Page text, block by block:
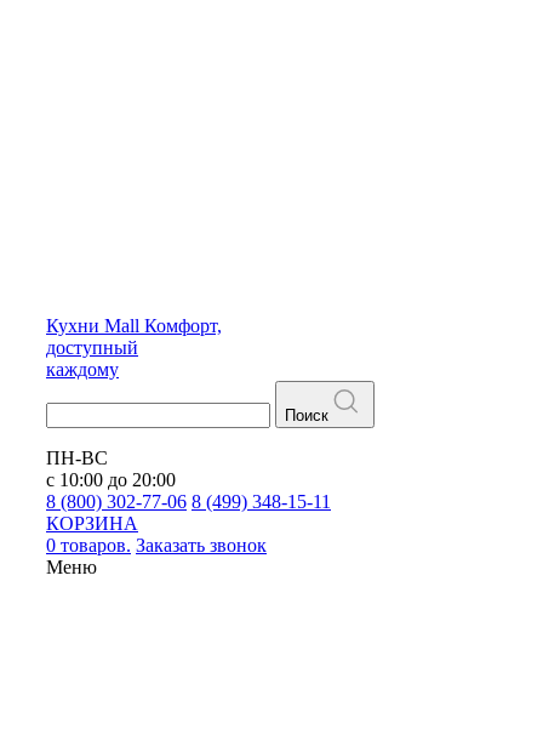
Кухни Mall Комфорт,
доступный
каждому
Поиск
ПН-ВС
с 10:00 до 20:00
8 (800) 302-77-06 8 (499) 348-15-11
КОРЗИНА
0 товаров. Заказать звонок
Меню